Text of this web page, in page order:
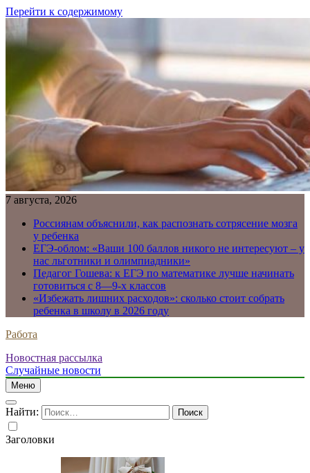
Перейти к содержимому
7 августа, 2026
Россиянам объяснили, как распознать сотрясение мозга
у ребенка
ЕГЭ-облом: «Ваши 100 баллов никого не интересуют – у
нас льготники и олимпиадники»
Педагог Гошева: к ЕГЭ по математике лучше начинать
готовиться с 8—9-х классов
«Избежать лишних расходов»: сколько стоит собрать
ребенка в школу в 2026 году
Работа
Новостная рассылка
Случайные новости
Меню
Найти:
Заголовки